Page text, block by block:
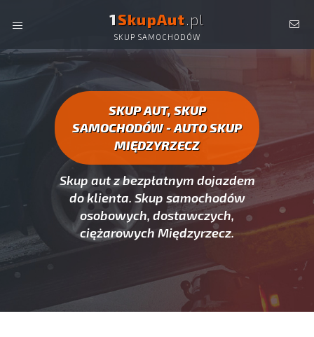
1SkupAut.pl
SKUP SAMOCHODÓW
AUTO SKUP MIĘDZYRZECZ -
SAMOCHODÓW MIĘDZYRZECZ
SKUP AUT, SKUP
SAMOCHODÓW - AUTO SKUP
MIĘDZYRZECZ
Skup aut z bezpłatnym dojazdem
do klienta. Skup samochodów
osobowych, dostawczych,
ciężarowych Międzyrzecz.